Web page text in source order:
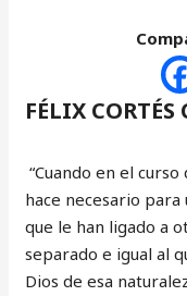
FÉLIX
“Cuando en el
hace necesario
que le han ligado a
separado e igual al
Dios de esa